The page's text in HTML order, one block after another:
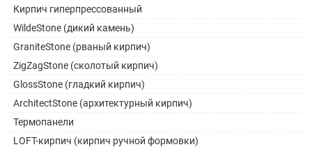
Кирпич гиперпрессованный
WildeStone (дикий камень)
GraniteStone (рваный кирпич)
ZigZagStone (сколотый кирпич)
GlossStone (гладкий кирпич)
ArchitectStone (архитектурный кирпич)
Термопанели
LOFT-кирпич (кирпич ручной формовки)